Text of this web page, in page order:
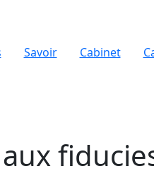
Savoir Cabinet